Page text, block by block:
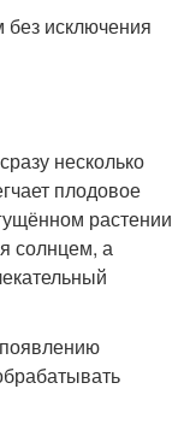
исключения
несколько
плодовое
растении
солнцем, а